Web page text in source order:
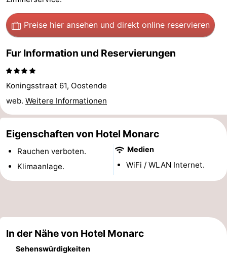
&
tun
-
Museen
-
Denkmäler
-
Kirchen
-
Rundfahrten
-
Spielplätze
Bowling
-
Preise hier ansehen und direkt online reservieren
Fur Information und Reservierungen
Koningsstraat 61, Oostende
web. Weitere Informationen
Eigenschaften von Hotel Monarc
Rauchen verboten.
Klimaanlage.
Medien
WiFi / WLAN Internet.
In der Nähe von Hotel Monarc
Sehenswürdigkeiten